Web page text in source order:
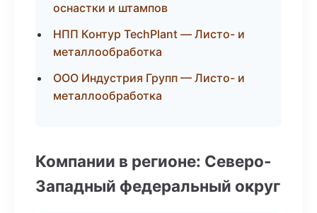
оснастки и штампов
НПП Контур TechPlant — Листо- и
металлообработка
ООО Индустрия Групп — Листо- и
металлообработка
Компании в регионе: Северо-
Западный федеральный округ